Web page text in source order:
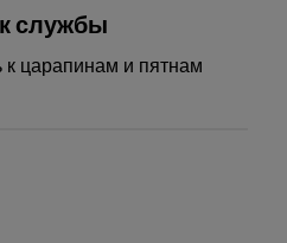
службы
к царапинам и пятнам